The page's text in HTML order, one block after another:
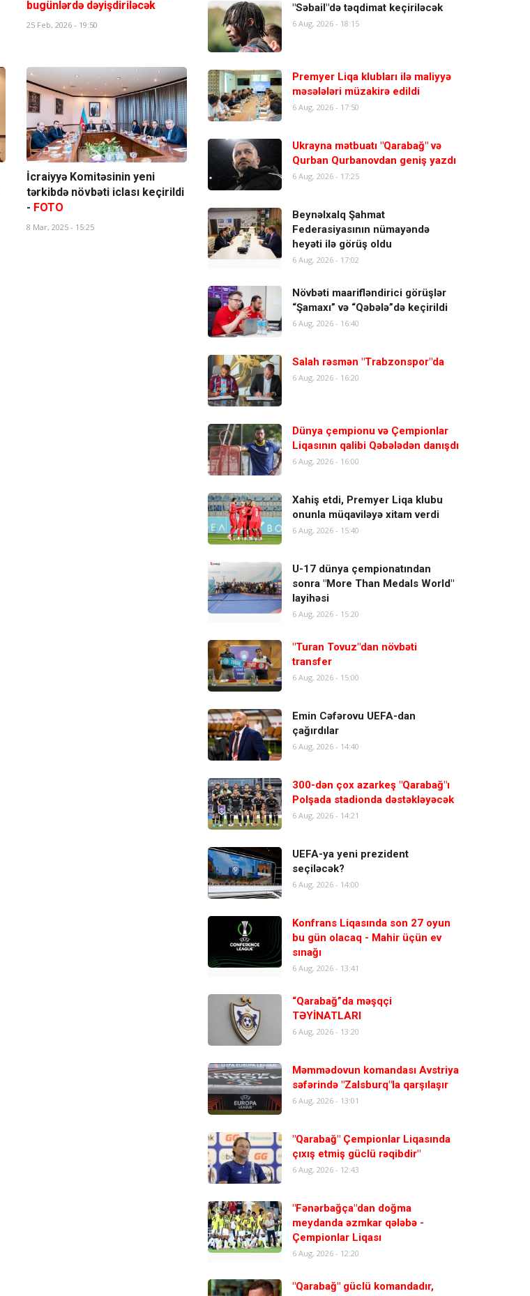
bugünlərdə dəyişdiriləcək
25 Feb, 2026 - 19:50
İcraiyyə Komitəsinin yeni
tərkibdə növbəti iclası keçirildi
- FOTO
8 Mar, 2025 - 15:25
"Səbail"də təqdimat keçiriləcək
6 Aug, 2026 - 18:15
Premyer Liqa klubları ilə maliyyə
məsələləri müzakirə edildi
6 Aug, 2026 - 17:50
Ukrayna mətbuatı "Qarabağ" və
Qurban Qurbanovdan geniş yazdı
6 Aug, 2026 - 17:25
Beynəlxalq Şahmat
Federasiyasının nümayəndə
heyəti ilə görüş oldu
6 Aug, 2026 - 17:02
Növbəti maarifləndirici görüşlər
“Şamaxı” və “Qəbələ”də keçirildi
6 Aug, 2026 - 16:40
Salah rəsmən "Trabzonspor"da
6 Aug, 2026 - 16:20
Dünya çempionu və Çempionlar
Liqasının qalibi Qəbələdən danışdı
6 Aug, 2026 - 16:00
Xahiş etdi, Premyer Liqa klubu
onunla müqaviləyə xitam verdi
6 Aug, 2026 - 15:40
U-17 dünya çempionatından
sonra "More Than Medals World"
layihəsi
6 Aug, 2026 - 15:20
"Turan Tovuz"dan növbəti
transfer
6 Aug, 2026 - 15:00
Emin Cəfərovu UEFA-dan
çağırdılar
6 Aug, 2026 - 14:40
300-dən çox azarkeş "Qarabağ"ı
Polşada stadionda dəstəkləyəcək
6 Aug, 2026 - 14:21
UEFA-ya yeni prezident
seçiləcək?
6 Aug, 2026 - 14:00
Konfrans Liqasında son 27 oyun
bu gün olacaq - Mahir üçün ev
sınağı
6 Aug, 2026 - 13:41
“Qarabağ”da məşqçi
TƏYİNATLARI
6 Aug, 2026 - 13:20
Məmmədovun komandası Avstriya
səfərində "Zalsburq"la qarşılaşır
6 Aug, 2026 - 13:01
"Qarabağ" Çempionlar Liqasında
çıxış etmiş güclü rəqibdir"
6 Aug, 2026 - 12:43
"Fənərbağça"dan doğma
meydanda əzmkar qələbə -
Çempionlar Liqası
6 Aug, 2026 - 12:20
"Qarabağ" güclü komandadır,